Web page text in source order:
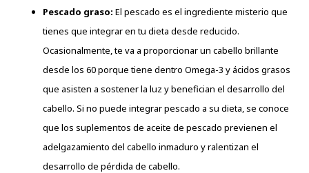
Pescado graso: El pescado es el ingrediente misterio que
tienes que integrar en tu dieta desde reducido.
Ocasionalmente, te va a proporcionar un cabello brillante
desde los 60 porque tiene dentro Omega-3 y ácidos grasos
que asisten a sostener la luz y benefician el desarrollo del
cabello. Si no puede integrar pescado a su dieta, se conoce
que los suplementos de aceite de pescado previenen el
adelgazamiento del cabello inmaduro y ralentizan el
desarrollo de pérdida de cabello.